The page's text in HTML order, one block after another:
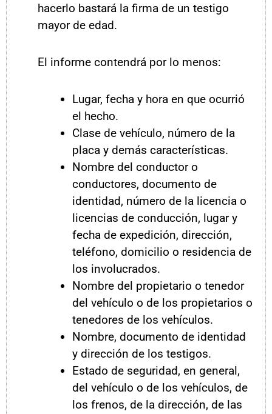
hacerlo bastará la firma de un testigo
mayor de edad.
El informe contendrá por lo menos:
Lugar, fecha y hora en que ocurrió
el hecho.
Clase de vehículo, número de la
placa y demás características.
Nombre del conductor o
conductores, documento de
identidad, número de la licencia o
licencias de conducción, lugar y
fecha de expedición, dirección,
teléfono, domicilio o residencia de
los involucrados.
Nombre del propietario o tenedor
del vehículo o de los propietarios o
tenedores de los vehículos.
Nombre, documento de identidad
y dirección de los testigos.
Estado de seguridad, en general,
del vehículo o de los vehículos, de
los frenos, de la dirección, de las